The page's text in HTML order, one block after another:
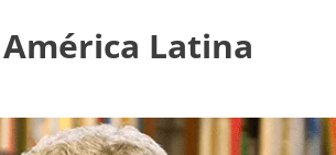
Latina